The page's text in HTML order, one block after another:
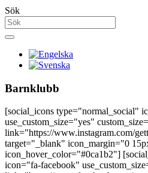
Sök
Barnklubb
[social_icons type="normal_social"
use_custom_size="yes"
link="https://www.instagram.com/
target="_blank" icon_margin="0
icon_hover_color="#0ca1b2"]
icon="fa-facebook"